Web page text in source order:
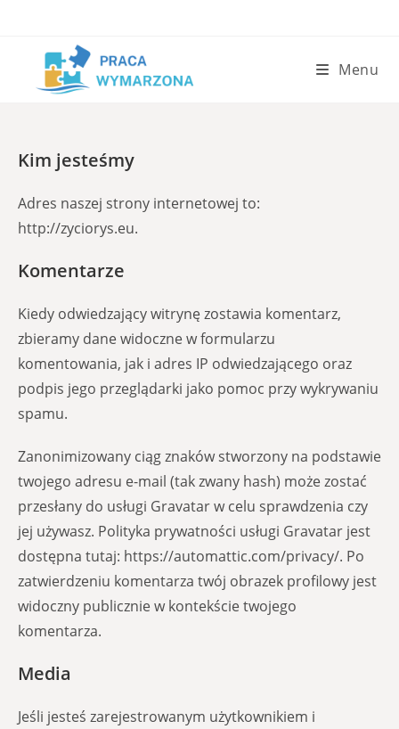
Menu
Kim jesteśmy
Adres naszej strony internetowej to:
http://zyciorys.eu.
Komentarze
Kiedy odwiedzający witrynę zostawia komentarz,
zbieramy dane widoczne w formularzu
komentowania, jak i adres IP odwiedzającego oraz
podpis jego przeglądarki jako pomoc przy wykrywaniu
spamu.
Zanonimizowany ciąg znaków stworzony na podstawie
twojego adresu e-mail (tak zwany hash) może zostać
przesłany do usługi Gravatar w celu sprawdzenia czy
jej używasz. Polityka prywatności usługi Gravatar jest
dostępna tutaj: https://automattic.com/privacy/. Po
zatwierdzeniu komentarza twój obrazek profilowy jest
widoczny publicznie w kontekście twojego
komentarza.
Media
Jeśli jesteś zarejestrowanym użytkownikiem i